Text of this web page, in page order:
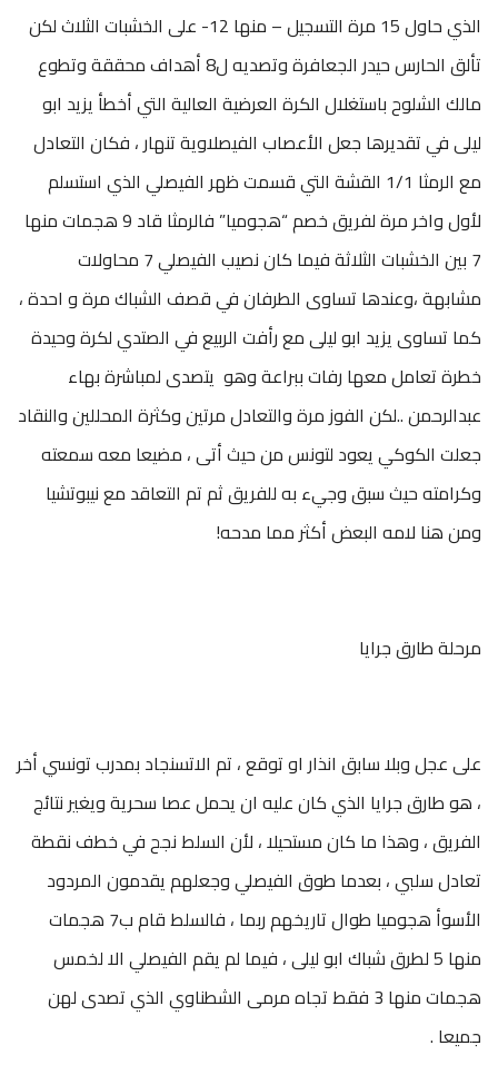
الذي حاول 15 مرة التسجيل – منها 12- على الخشبات الثلاث لكن
تألق الحارس حيدر الجعافرة وتصديه ل8 أهداف محققة وتطوع
مالك الشلوح باستغلال الكرة العرضية العالية التي أخطأ يزيد ابو
ليلى في تقديرها جعل الأعصاب الفيصلاوية تنهار ، فكان التعادل
مع الرمثا 1/1 القشة التي قسمت ظهر الفيصلي الذي استسلم
لأول واخر مرة لفريق خصم “هجوميا” فالرمثا قاد 9 هجمات منها
7 بين الخشبات الثلاثة فيما كان نصيب الفيصلي 7 محاولات
مشابهة ،وعندها تساوى الطرفان في قصف الشباك مرة و احدة ،
كما تساوى يزيد ابو ليلى مع رأفت الربيع في الصتدي لكرة وحيدة
خطرة تعامل معها رفات ببراعة وهو يتصدى لمباشرة بهاء
عبدالرحمن ..لكن الفوز مرة والتعادل مرتين وكثرة المحللين والنقاد
جعلت الكوكي يعود لتونس من حيث أتى ، مضيعا معه سمعته
وكرامته حيث سبق وجيء به للفريق ثم تم التعاقد مع نيبوتشيا
ومن هنا لامه البعض أكثر مما مدحه!
مرحلة طارق جرايا
على عجل وبلا سابق انذار او توقع ، تم الاتسنجاد بمدرب تونسي أخر
، هو طارق جرايا الذي كان عليه ان يحمل عصا سحرية ويغير نتائج
الفريق ، وهذا ما كان مستحيلا ، لأن السلط نجح في خطف نقطة
تعادل سلبي ، بعدما طوق الفيصلي وجعلهم يقدمون المردود
الأسوأ هجوميا طوال تاريخهم ربما ، فالسلط قام ب7 هجمات
منها 5 لطرق شباك ابو ليلى ، فيما لم يقم الفيصلي الا لخمس
هجمات منها 3 فقط تجاه مرمى الشطناوي الذي تصدى لهن
جميعا .